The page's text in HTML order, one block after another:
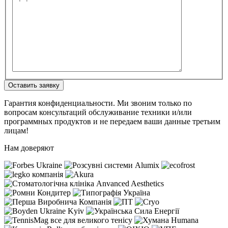
Оставить заявку
Гарантия конфиденциальности. Ми звоним только по
вопросам консультаций обслуживание техники и/или
программных продуктов и не передаем ваши данные третьим
лицам!
Нам доверяют